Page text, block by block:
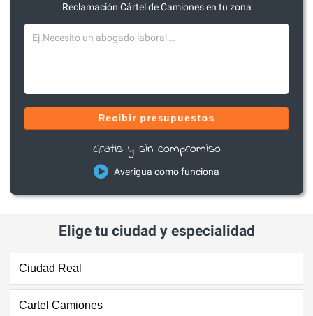
Reclamación Cártel de Camiones en tu zona
Recibir presupuestos
Gratis y sin compromiso
Averigua como funciona
Elige tu ciudad y especialidad